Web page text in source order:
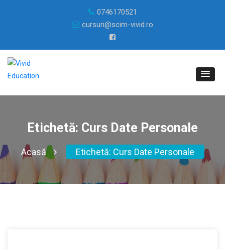
0746170521
cursuri@scim-vivid.ro
Etichetă: Curs Date Personale
Acasă Etichetă: Curs Date Personale